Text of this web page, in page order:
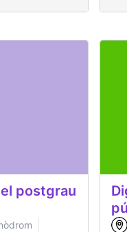
postgrau